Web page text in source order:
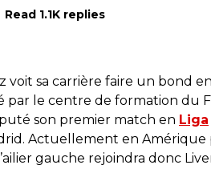
Read 1.1K replies
voit sa carrière faire un bond
par le centre de formation du
son premier match en Liga
Actuellement en
gauche rejoindra donc